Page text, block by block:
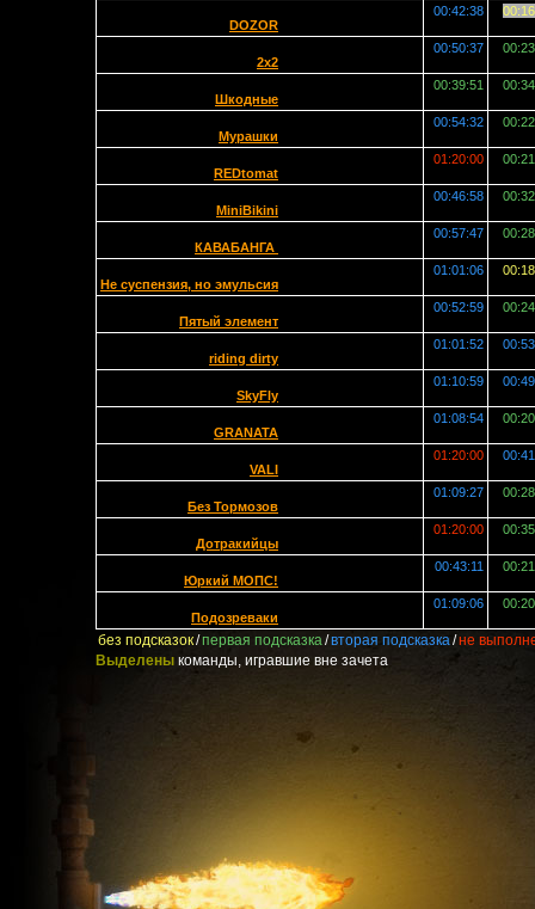
DOZOR
00:42:38
2x2
00:50:37
Шкодные
00:39:51
Мурашки
00:54:32
REDtomat
01:20:00
MiniBikini
00:46:58
КАВАБАНГА
00:57:47
Не суспензия, но эмульсия
01:01:06
Пятый элемент
00:52:59
riding dirty
01:01:52
SkyFly
01:10:59
GRANATA
01:08:54
VALI
01:20:00
Без Тормозов
01:09:27
Дотракийцы
01:20:00
Юркий МОПС!
00:43:11
Подозреваки
01:09:06
без подсказок/первая подсказка/вторая подсказка/не
Выделены команды, игравшие вне зачета